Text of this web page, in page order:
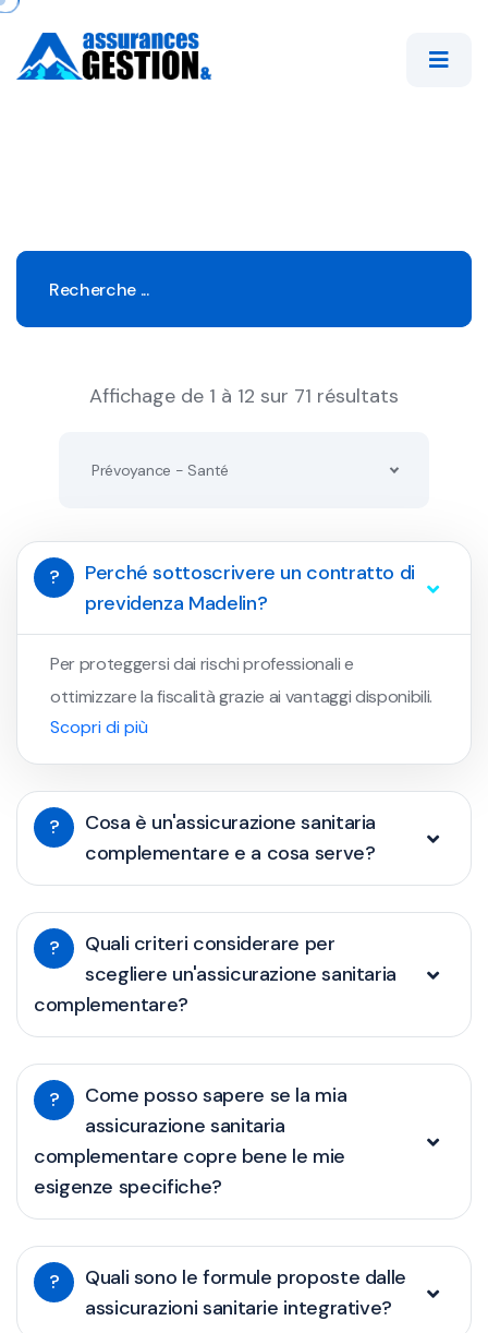
Affichage de 1 à 12 sur 71 résultats
Prévoyance - Santé
?
Perché sottoscrivere un contratto di
previdenza Madelin?
Per proteggersi dai rischi professionali e
ottimizzare la fiscalità grazie ai vantaggi disponibili.
Scopri di più
?
Cosa è un'assicurazione sanitaria
complementare e a cosa serve?
?
Quali criteri considerare per
scegliere un'assicurazione sanitaria
complementare?
?
Come posso sapere se la mia
assicurazione sanitaria
complementare copre bene le mie
esigenze specifiche?
?
Quali sono le formule proposte dalle
assicurazioni sanitarie integrative?